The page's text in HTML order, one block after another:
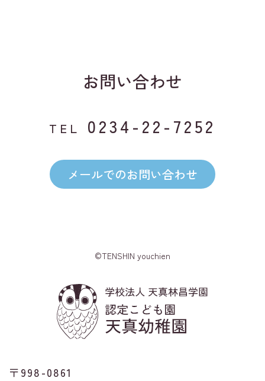
お問い合わせ
TEL 0234-22-7252
メールでのお問い合わせ
©TENSHIN youchien
〒998-0861